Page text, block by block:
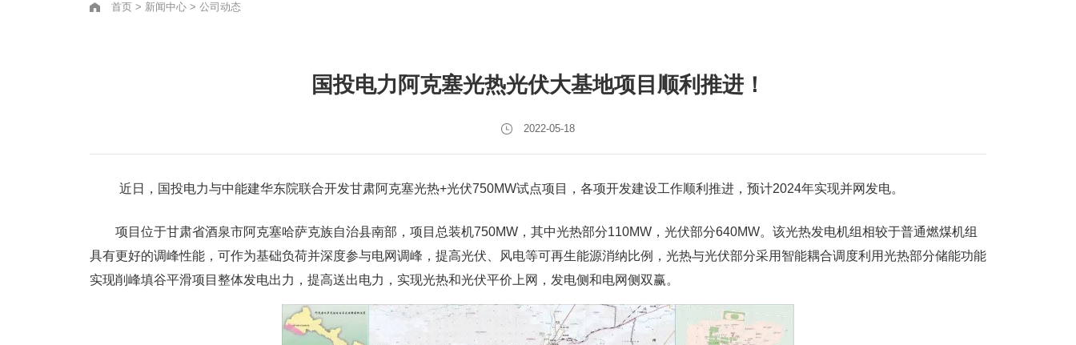
首页> 新闻中心> 公司动态
国投电力阿克塞光热光伏大基地项目顺利推进！
2022-05-18
近日，国投电力与中能建华东院联合开发甘肃阿克塞光热+光伏750MW试点项目，各项开发建设工作顺利推进，预计2024年实现并网发电。
项目位于甘肃省酒泉市阿克塞哈萨克族自治县南部，项目总装机750MW，其中光热部分110MW，光伏部分640MW。 该光热发电机组相较于普通燃煤机组
具有更好的调峰性能，可作为基础负荷并深度参与电网调峰，提高光伏、风电等可再生能源消纳比例，光热与光伏部分采用智能耦合调度利用光热部分储能功能
实现削峰填谷平滑项目整体发电出力，提高送出电力，实现光热和光伏平价上网，发电侧和电网侧双赢。